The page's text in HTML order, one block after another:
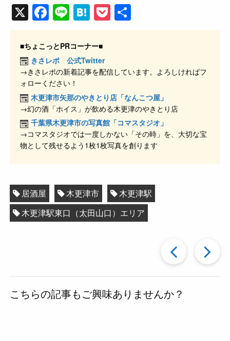
X F
a
c
e
b
o
o
k
Li
n
e
H
at
e
n
a
P
o 有
■ちょこっとPRコーナー■
きさレポ 公式Twitter
→きさレポの新着記事を配信しています。よろしければフ
ォローください！
木更津市矢那のやきとり店「なんこつ屋」
→幻の酒「ホイス」が飲める木更津のやきとり店
千葉県木更津市の写真館「コマスタジオ」
→コマスタジオでは一度しかない「その時」を、大切な宝
物として残せるよう1枚1枚写真を創ります
居酒屋 木更津市
木更津駅
木更津駅東口（太田山口）エリア
過
去
こちらの記事もご興味ありませんか？